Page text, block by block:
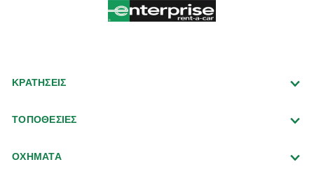
ΚΡΑΤΗΣΕΙΣ
ΤΟΠΟΘΕΣΙΕΣ
ΟΧΗΜΑΤΑ